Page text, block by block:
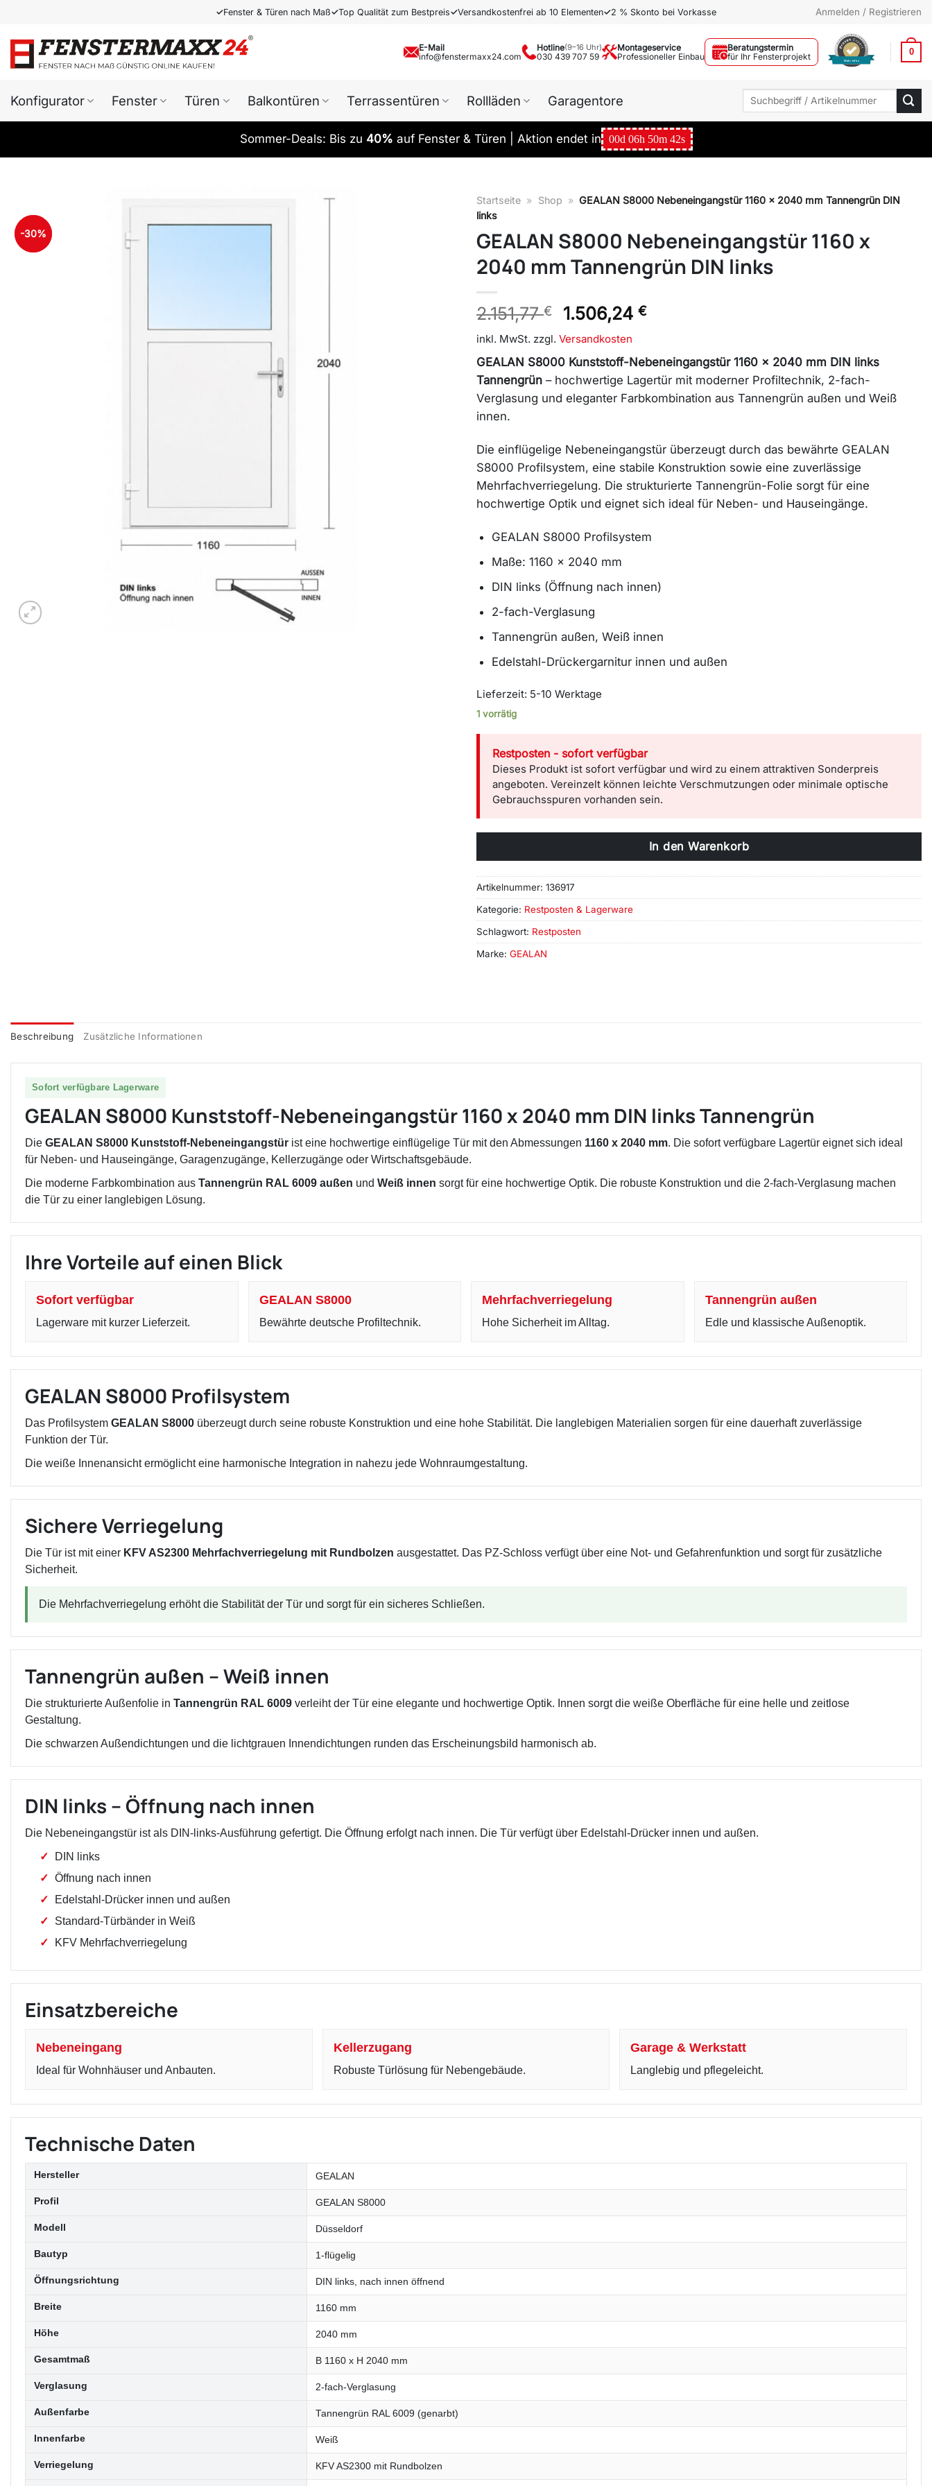
springen
✓Fenster & Türen nach Maß✓Top Qualität zum Bestpreis✓Versandkostenfrei ab 10 Elementen✓2 % Skonto bei Vorkasse Anmelden / Registrieren
E-Mail
info@fenstermaxx24.com
Hotline(9–16 Uhr)
030 439 707 59
Montageservice
Professioneller Einbau
Beratungstermin
für Ihr Fensterprojekt
Mehr Infos
0
Konfigurator Fenster Türen Balkontüren Terrassentüren Rollläden Garagentore
Suchen
Sommer-Deals: Bis zu 40% auf Fenster & Türen | Aktion endet in 00d 06h 50m 41s
-30%
Startseite » Shop » GEALAN S8000 Nebeneingangstür 1160 x 2040 mm Tannengrün DIN
links
GEALAN S8000 Nebeneingangstür 1160 x
2040 mm Tannengrün DIN links
2.151,77€
Ursprünglicher
Preis
war:
2.151,77 €
1.506,24 €Aktueller
1.506,24 €.
inkl. MwSt. zzgl. Versandkosten
GEALAN S8000 Kunststoff-Nebeneingangstür 1160 x 2040 mm DIN links
Tannengrün – hochwertige Lagertür mit moderner Profiltechnik, 2-fach-
Verglasung und eleganter Farbkombination aus Tannengrün außen und Weiß
innen.
Die einflügelige Nebeneingangstür überzeugt durch das bewährte GEALAN
S8000 Profilsystem, eine stabile Konstruktion sowie eine zuverlässige
Mehrfachverriegelung. Die strukturierte Tannengrün-Folie sorgt für eine
hochwertige Optik und eignet sich ideal für Neben- und Hauseingänge.
GEALAN S8000 Profilsystem
Maße: 1160 x 2040 mm
DIN links (Öffnung nach innen)
2-fach-Verglasung
Tannengrün außen, Weiß innen
Edelstahl-Drückergarnitur innen und außen
Lieferzeit: 5-10 Werktage
1 vorrätig
Restposten - sofort verfügbar
Dieses Produkt ist sofort verfügbar und wird zu einem attraktiven Sonderpreis
angeboten. Vereinzelt können leichte Verschmutzungen oder minimale optische
Gebrauchsspuren vorhanden sein.
In den Warenkorb
Artikelnummer: 136917
Kategorie: Restposten & Lagerware
Schlagwort: Restposten
Marke: GEALAN
Beschreibung Zusätzliche Informationen
Sofort verfügbare Lagerware
GEALAN S8000 Kunststoff-Nebeneingangstür 1160 x 2040 mm DIN links Tannengrün
Die GEALAN S8000 Kunststoff-Nebeneingangstür ist eine hochwertige einflügelige Tür mit den Abmessungen 1160 x 2040 mm. Die sofort verfügbare Lagertür eignet sich ideal
für Neben- und Hauseingänge, Garagenzugänge, Kellerzugänge oder Wirtschaftsgebäude.
Die moderne Farbkombination aus Tannengrün RAL 6009 außen und Weiß innen sorgt für eine hochwertige Optik. Die robuste Konstruktion und die 2-fach-Verglasung machen
die Tür zu einer langlebigen Lösung.
Ihre Vorteile auf einen Blick
Sofort verfügbar
Lagerware mit kurzer Lieferzeit.
GEALAN S8000
Bewährte deutsche Profiltechnik.
Mehrfachverriegelung
Hohe Sicherheit im Alltag.
Tannengrün außen
Edle und klassische Außenoptik.
GEALAN S8000 Profilsystem
Das Profilsystem GEALAN S8000 überzeugt durch seine robuste Konstruktion und eine hohe Stabilität. Die langlebigen Materialien sorgen für eine dauerhaft zuverlässige
Funktion der Tür.
Die weiße Innenansicht ermöglicht eine harmonische Integration in nahezu jede Wohnraumgestaltung.
Sichere Verriegelung
Die Tür ist mit einer KFV AS2300 Mehrfachverriegelung mit Rundbolzen ausgestattet. Das PZ-Schloss verfügt über eine Not- und Gefahrenfunktion und sorgt für zusätzliche
Sicherheit.
Die Mehrfachverriegelung erhöht die Stabilität der Tür und sorgt für ein sicheres Schließen.
Tannengrün außen – Weiß innen
Die strukturierte Außenfolie in Tannengrün RAL 6009 verleiht der Tür eine elegante und hochwertige Optik. Innen sorgt die weiße Oberfläche für eine helle und zeitlose
Gestaltung.
Die schwarzen Außendichtungen und die lichtgrauen Innendichtungen runden das Erscheinungsbild harmonisch ab.
DIN links – Öffnung nach innen
Die Nebeneingangstür ist als DIN-links-Ausführung gefertigt. Die Öffnung erfolgt nach innen. Die Tür verfügt über Edelstahl-Drücker innen und außen.
DIN links
Öffnung nach innen
Edelstahl-Drücker innen und außen
Standard-Türbänder in Weiß
KFV Mehrfachverriegelung
Einsatzbereiche
Nebeneingang
Ideal für Wohnhäuser und Anbauten.
Kellerzugang
Robuste Türlösung für Nebengebäude.
Garage & Werkstatt
Langlebig und pflegeleicht.
Technische Daten
Hersteller GEALAN
Profil GEALAN S8000
Modell Düsseldorf
Bautyp 1-flügelig
Öffnungsrichtung DIN links, nach innen öffnend
Breite 1160 mm
Höhe 2040 mm
Gesamtmaß B 1160 x H 2040 mm
Verglasung 2-fach-Verglasung
Außenfarbe Tannengrün RAL 6009 (genarbt)
Innenfarbe Weiß
Verriegelung KFV AS2300 mit Rundbolzen